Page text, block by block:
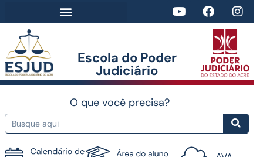
Escola do Poder
Judiciário​
O que você precisa?